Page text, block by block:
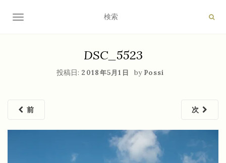
ナビゲーション切り替え
DSC_5523
投稿日: 2018年5月1日 by Possi
前 次